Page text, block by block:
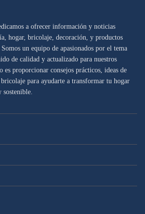
a ofrecer información y noticias
hogar, bricolaje, decoración, y productos
un equipo de apasionados por el tema
de calidad y actualizado para nuestros
es proporcionar consejos prácticos, ideas de
para ayudarte a transformar tu hogar
sostenible.